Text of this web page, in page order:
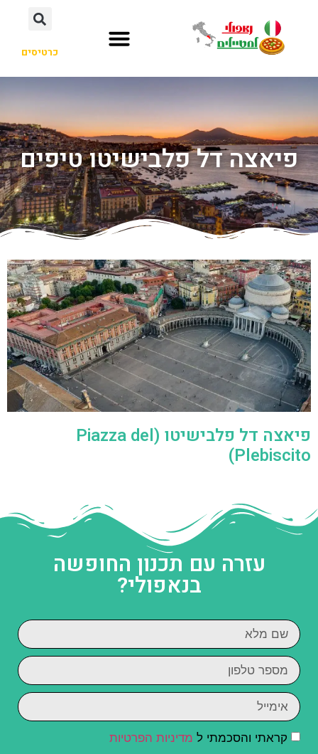
כרטיסים
פיאצה דל פלבישיטו טיפים
פיאצה דל פלבישיטו (Piazza del
Plebiscito)
עזרה עם תכנון החופשה
בנאפולי?
קראתי והסכמתי ל מדיניות הפרטיות